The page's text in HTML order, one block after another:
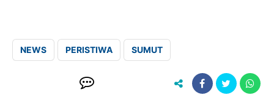
NEWS PERISTIWA SUMUT